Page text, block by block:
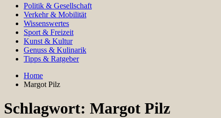
Politik & Gesellschaft
Verkehr & Mobilität
Wissenswertes
Sport & Freizeit
Kunst & Kultur
Genuss & Kulinarik
Tipps & Ratgeber
Home
Margot Pilz
Schlagwort: Margot Pilz